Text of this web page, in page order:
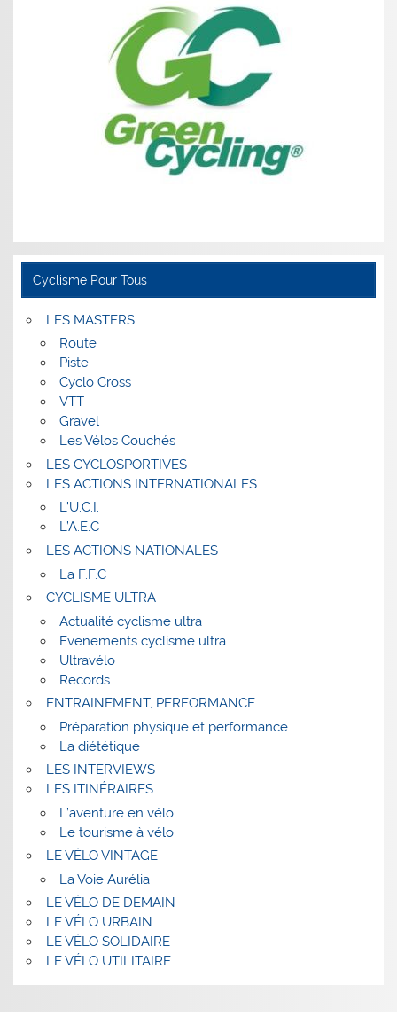
Cyclisme Pour Tous
LES MASTERS
Route
Piste
Cyclo Cross
VTT
Gravel
Les Vélos Couchés
LES CYCLOSPORTIVES
LES ACTIONS INTERNATIONALES
L’U.C.I.
L’A.E.C
LES ACTIONS NATIONALES
La F.F.C
CYCLISME ULTRA
Actualité cyclisme ultra
Evenements cyclisme ultra
Ultravélo
Records
ENTRAINEMENT, PERFORMANCE
Préparation physique et performance
La diététique
LES INTERVIEWS
LES ITINÉRAIRES
L’aventure en vélo
Le tourisme à vélo
LE VÉLO VINTAGE
La Voie Aurélia
LE VÉLO DE DEMAIN
LE VÉLO URBAIN
LE VÉLO SOLIDAIRE
LE VÉLO UTILITAIRE